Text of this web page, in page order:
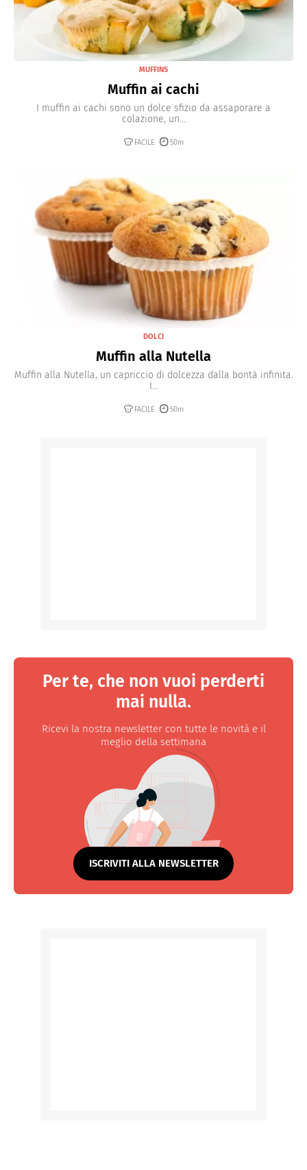
MUFFINS
Muffin ai cachi
I muffin ai cachi sono un dolce sfizio da assaporare a
colazione, un...
FACILE 50m
DOLCI
Muffin alla Nutella
Muffin alla Nutella, un capriccio di dolcezza dalla bontà infinita.
I...
FACILE 50m
Per te, che non vuoi perderti
mai nulla.
Ricevi la nostra newsletter con tutte le novità e il
meglio della settimana
ISCRIVITI ALLA NEWSLETTER